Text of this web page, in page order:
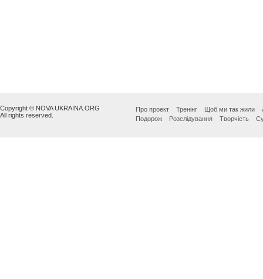
Copyright © NOVA UKRAINA.ORG
All rights reserved.
Про проект Тренінг Щоб ми так жили
Подорож
Розслідування Творчість